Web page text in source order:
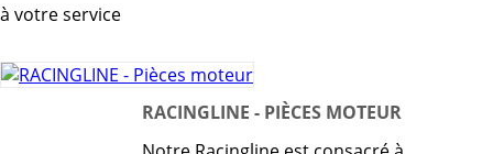
à votre service
RACINGLINE - PIÈCES MOTEUR